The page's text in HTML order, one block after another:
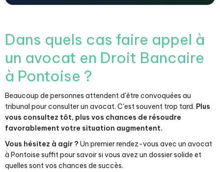
Dans quels cas faire appel à
un avocat en Droit Bancaire
à Pontoise ?
Beaucoup de personnes attendent d'être convoquées au
tribunal pour consulter un avocat. C'est souvent trop tard. Plus
vous consultez tôt, plus vos chances de résoudre
favorablement votre situation augmentent.
Vous hésitez à agir ? Un premier rendez-vous avec un avocat
à Pontoise suffit pour savoir si vous avez un dossier solide et
quelles sont vos chances de succès.